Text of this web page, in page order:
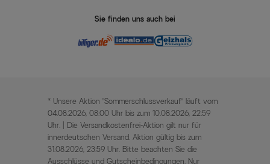
Sie finden uns auch bei
* Unsere Aktion „Sommerschlussverkauf“ läuft vom
04.08.2026, 08:00 Uhr bis zum 10.08.2026, 22:59
Uhr. | Die Versandkostenfrei-Aktion gilt nur für
innerdeutschen Versand. Aktion gültig bis zum
31.08.2026, 23:59 Uhr. Bitte beachten Sie die
Ausschlüsse und Gutscheinbedingungen. Nur